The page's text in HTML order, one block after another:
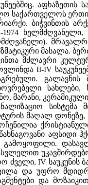
აფხაზეთის
საქართველოს
ბიჭვინთის
1974
მასალა.
მძლავრი
II-IV
სახლები,
მარანი,
სისტემა
მაღალ დონეზე,
აფსიდი
გამოყოფილი.
ძველი, IV საუკუნის
და უფრო
და